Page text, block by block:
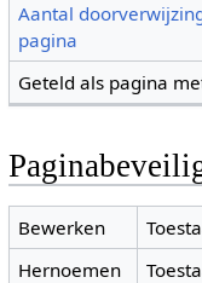
Aantal
pagina
Geteld als pagina
Bewerken
Hernoemen